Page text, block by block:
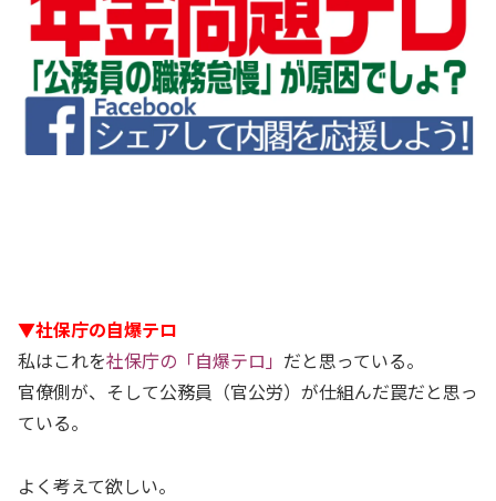
▼社保庁の自爆テロ
私はこれを社保庁の「自爆テロ」 だと思っている。
官僚側が、そして公務員（官公労）が仕組んだ罠だと思っ
ている。
よく考えて欲しい。